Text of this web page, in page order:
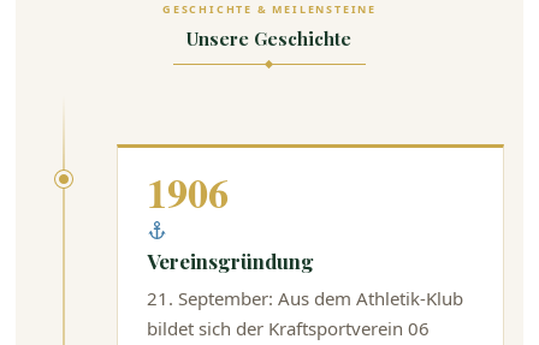
GESCHICHTE & MEILENSTEINE
Unsere Geschichte
1906
Vereinsgründung
21. September: Aus dem Athletik-Klub
bildet sich der Kraftsportverein 06